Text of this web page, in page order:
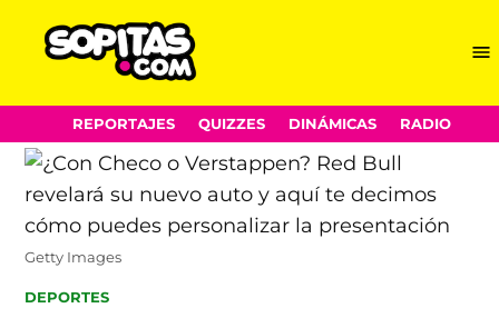
Skip
to
content
REPORTAJES QUIZZES DINÁMICAS RADIO
Getty Images
POSTED
DEPORTES